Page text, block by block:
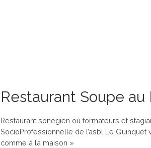
Restaurant Soupe au
Restaurant sonégien où formateurs et
SocioProfessionnelle de l’asbl Le
comme à la maison »